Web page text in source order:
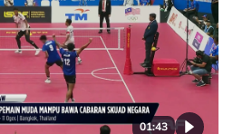
01:43